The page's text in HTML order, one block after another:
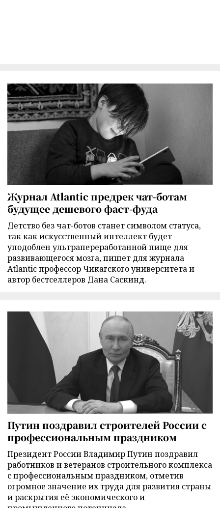
Журнал Atlantic предрек чат-ботам
будущее дешевого фаст-фуда
Детство без чат-ботов станет символом статуса,
так как искусственный интеллект будет
уподоблен ультрапереработанной пище для
развивающегося мозга, пишет для журнала
Atlantic профессор Чикагского университета и
автор бестселлеров Дана Саскинд.
Путин поздравил строителей России с
профессиональным праздником
Президент России Владимир Путин поздравил
работников и ветеранов строительного комплекса
с профессиональным праздником, отметив
огромное значение их труда для развития страны
и раскрытия её экономического и